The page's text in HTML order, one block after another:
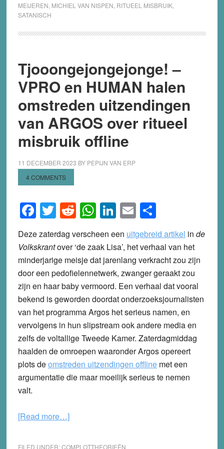
van
nog
de
ban
van
ritueel
misbruik
MEIJEREN MICHIEL VAN NISPEN RITUEEL MISBRUIK,
SATANISCH
Tjooongejongejonge! –
VPRO en HUMAN halen
omstreden uitzendingen
van ARGOS over ritueel
misbruik offline
11 DECEMBER 2023 BY PEPIJN VAN ERP
4 COMMENTS
Facebook
Twitter
Reddit
WhatsApp
LinkedIn
EmailShare
Deze zaterdag verscheen een uitgebreid artikel in de
Volkskrantover ‘de zaak Lisa’, het verhaal van het
minderjarige meisje dat jarenlang verkracht zou zijn
door een pedofielennetwerk, zwanger geraakt zou
zijn en haar baby vermoord. Een verhaal dat vooral
bekend is geworden doordat onderzoeksjournalisten
van het programma Argos het serieus namen, en
vervolgens in hun slipstream ook andere media en
zelfs de voltallige Tweede Kamer. Zaterdagmiddag
haalden de omroepen waaronder Argos opereert
plots deomstreden uitzendingen offlinemet een
argumentatie die maar moeilijk serieus te nemen
valt.
[Read more…]about
FILED UNDER:COMPLOTTHEORIEËN